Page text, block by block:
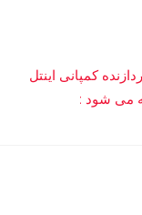
کمپانی اینتل